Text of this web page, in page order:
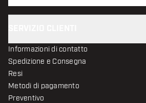
Informazioni di contatto
Spedizione e Consegna
Resi
Metodi di pagamento
Preventivo